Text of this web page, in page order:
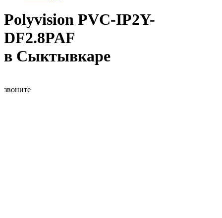
Polyvision PVC-IP2Y-
DF2.8PAF
в Сыктывкаре
звоните